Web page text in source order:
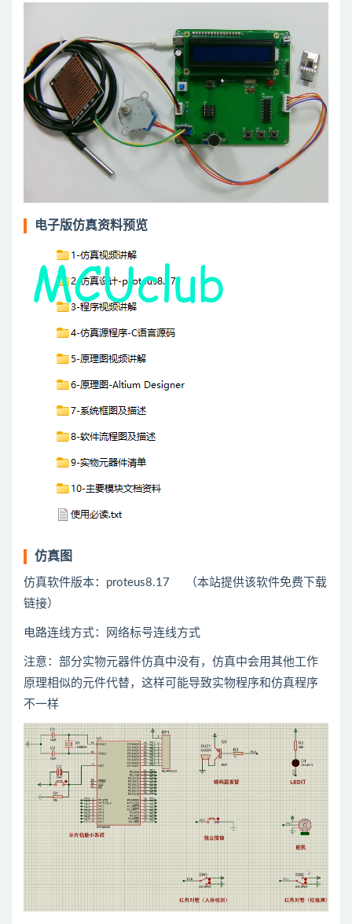
电子版仿真资料预览
仿真图
仿真软件版本：proteus8.17 （本站提供该软件免费下载
链接）
电路连线方式：网络标号连线方式
注意：部分实物元器件仿真中没有，仿真中会用其他工作
原理相似的元件代替，这样可能导致实物程序和仿真程序
不一样